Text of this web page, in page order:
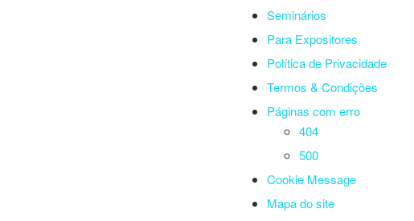
Seminários
Para Expositores
Política de Privacidade
Termos & Condições
Páginas com erro
404
500
Cookie Message
Mapa do site